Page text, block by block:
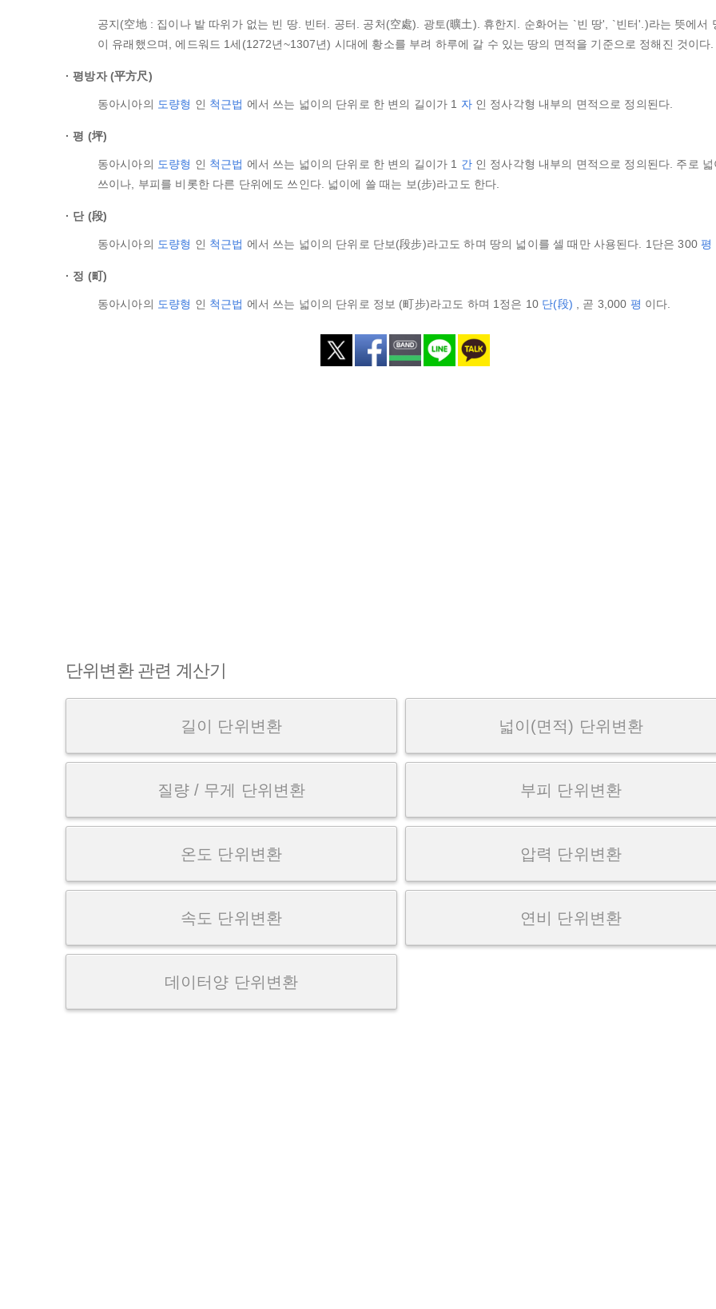
공지(空地 : 집이나 밭 따위가 없는 빈 땅. 빈터. 공터. 공처(空處). 광토(曠土). 휴한지. 순화어는 `빈 땅', `빈터'.)라는 뜻에서
이 유래했으며, 에드워드 1세(1272년~1307년) 시대에 황소를 부려 하루에 갈 수 있는 땅의 면적을 기준으로 정해진 것이다.
평방자 (平方尺)
동아시아의 도량형 인 척근법 에서 쓰는 넓이의 단위로 한 변의 길이가 1 자인 정사각형 내부의 면적으로 정의된다.
평 (坪)
동아시아의 도량형 인 척근법 에서 쓰는 넓이의 단위로 한 변의 길이가 1 간인 정사각형 내부의 면적으로 정의된다. 주로 넓
쓰이나, 부피를 비롯한 다른 단위에도 쓰인다. 넓이에 쓸 때는 보(步)라고도 한다.
단 (段)
동아시아의 도량형 인 척근법 에서 쓰는 넓이의 단위로 단보(段步)라고도 하며 땅의 넓이를 셀 때만 사용된다. 1단은 300평
정 (町)
동아시아의 도량형 인 척근법 에서 쓰는 넓이의 단위로 정보 (町步)라고도 하며 1정은 10 단(段) , 곧 3,000 평 이다.
단위변환 관련 계산기
길이 단위변환 넓이(면적) 단위변환
질량 / 무게 단위변환 부피 단위변환
온도 단위변환 압력 단위변환
속도 단위변환 연비 단위변환
데이터양 단위변환